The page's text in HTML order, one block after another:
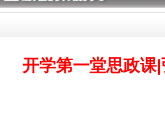
开学第一堂思政课